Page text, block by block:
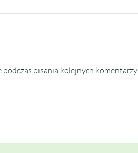
pisania kolejnych komentarzy.